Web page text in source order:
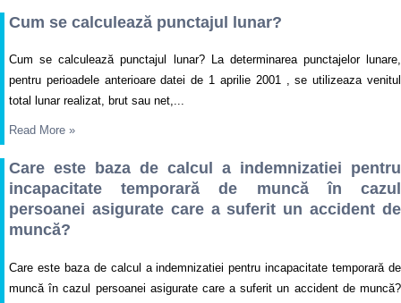
Cum se calculează punctajul lunar?
Cum se calculează punctajul lunar? La determinarea punctajelor lunare,
pentru perioadele anterioare datei de 1 aprilie 2001 , se utilizeaza venitul
total lunar realizat, brut sau net,...
Read More »
Care este baza de calcul a indemnizatiei pentru
incapacitate temporară de muncă în cazul
persoanei asigurate care a suferit un accident de
muncă?
Care este baza de calcul a indemnizatiei pentru incapacitate temporară de
muncă în cazul persoanei asigurate care a suferit un accident de muncă?